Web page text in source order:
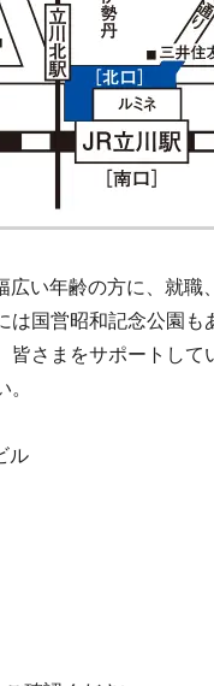
い年齢の方に、就職
国営昭和記念公園
さまをサポートして
ル